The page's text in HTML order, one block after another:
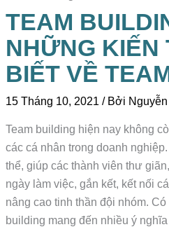
TEAM
NHỮNG KIẾN
BIẾT VỀ
15 Tháng 10, 2021/ Bởi
Team building hiện nay không
các cá nhân trong doanh
thể, giúp các thành viên thư
ngày làm việc, gắn kết, kết nối
nâng cao tinh thần đội nhóm.
building mang đến nhiều ý